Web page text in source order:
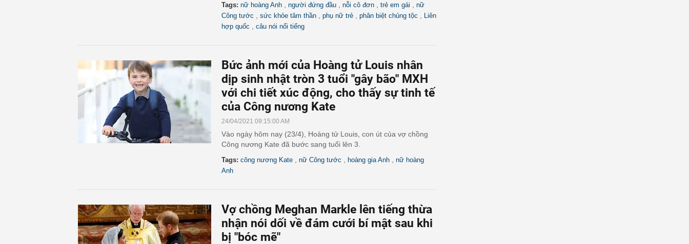
Tags: nữ hoàng Anh người đứng đầu nỗi cô đơn trẻ em gái
nữ
Công tước
sức khỏe tâm thần phụ nữ trẻ phân biệt chủng tộc
Liên
hợp quốc
câu nói nổi tiếng
Bức ảnh mới của Hoàng tử Louis nhân
dịp sinh nhật tròn 3 tuổi "gây bão" MXH
với chi tiết xúc động, cho thấy sự tinh tế
của Công nương Kate
24/04/2021 09:15:00 AM
Vào ngày hôm nay (23/4), Hoàng tử Louis, con út của vợ chồng
Công nương Kate đã bước sang tuổi lên 3.
Tags: công nương Kate nữ Công tước hoàng gia Anh
nữ hoàng
Anh
Vợ chồng Meghan Markle lên tiếng thừa
nhận nói dối về đám cưới bí mật sau khi
bị "bóc mẽ"